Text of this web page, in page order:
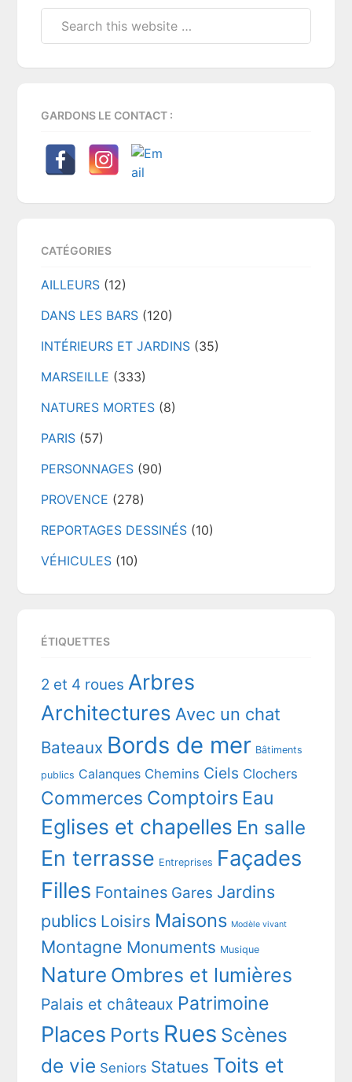
GARDONS LE CONTACT :
CATÉGORIES
AILLEURS (12)
DANS LES BARS (120)
INTÉRIEURS ET JARDINS (35)
MARSEILLE (333)
NATURES MORTES (8)
PARIS (57)
PERSONNAGES (90)
PROVENCE (278)
REPORTAGES DESSINÉS (10)
VÉHICULES (10)
ÉTIQUETTES
2 et 4 roues Arbres
Architectures Avec un chat
Bateaux Bords de mer Bâtiments
publics Calanques Chemins Ciels Clochers
Commerces Comptoirs Eau
Eglises et chapelles En salle
En terrasse Entreprises Façades
Filles Fontaines Gares Jardins
publics Loisirs Maisons Modèle vivant
Montagne Monuments Musique
Nature Ombres et lumières
Palais et châteaux Patrimoine
Places Ports Rues Scènes
de vie Seniors Statues Toits et